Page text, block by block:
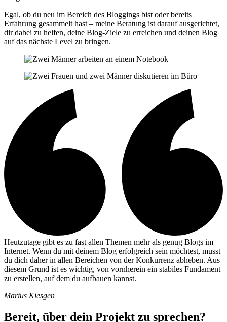
Egal, ob du neu im Bereich des Bloggings bist oder bereits
Erfahrung gesammelt hast – meine Beratung ist darauf ausgerichtet,
dir dabei zu helfen, deine Blog-Ziele zu erreichen und deinen Blog
auf das nächste Level zu bringen.
Heutzutage gibt es zu fast allen Themen mehr als genug Blogs im
Internet. Wenn du mit deinem Blog erfolgreich sein möchtest, musst
du dich daher in allen Bereichen von der Konkurrenz abheben. Aus
diesem Grund ist es wichtig, von vornherein ein stabiles Fundament
zu erstellen, auf dem du aufbauen kannst.
Marius Kiesgen
Bereit, über dein Projekt zu sprechen?